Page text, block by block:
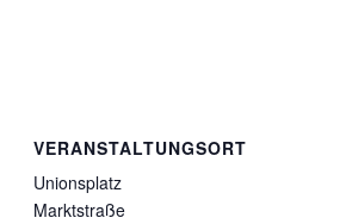
VERANSTALTUNGSORT
Unionsplatz
Marktstraße